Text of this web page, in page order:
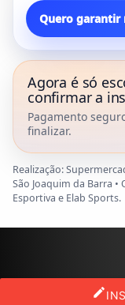
edit
Quero garantir
Agora é só
confirmar a
Pagamento
finalizar.
Realização:
São Joaquim da Barra •
Esportiva e Elab Sports.